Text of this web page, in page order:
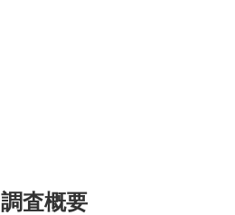
調査概要